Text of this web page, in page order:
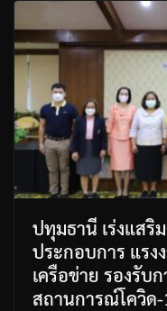
ปทุมธานี เร่งแสริ
ประกอบการ แรง
เครือข่าย รองรับ
สถานการณ์โควิด-